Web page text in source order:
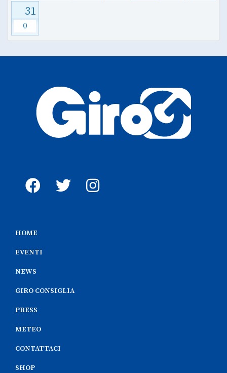
31
0
HOME
EVENTI
NEWS
GIRO CONSIGLIA
PRESS
METEO
CONTATTACI
SHOP